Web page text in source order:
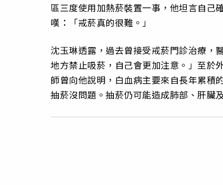
區三度使用加熱菸裝置一事，他坦言自己
嘆：「戒菸真的很難。」
沈玉琳透露，過去曾接受戒菸門診治療，
地方禁止吸菸，自己會更加注意。」至於
師曾向他說明，白血病主要來自長年累積
抽菸沒問題。抽菸仍可能造成肺部、肝臟